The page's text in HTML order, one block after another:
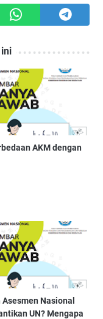
AKM dengan
Asesmen Nasional
UN? Mengapa